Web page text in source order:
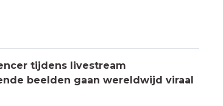
tijdens livestream
beelden gaan wereldwijd viraal